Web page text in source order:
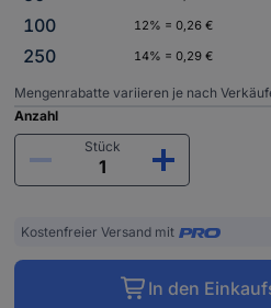
100
12% = 0,26 €
250
14% = 0,29 €
Mengenrabatte variieren je nach
Anzahl
Stück
Kostenfreier Versand mit
In den